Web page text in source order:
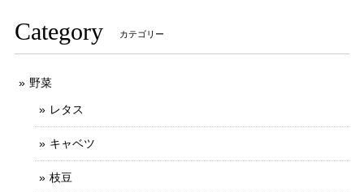
Category カテゴリー
野菜
レタス
キャベツ
枝豆